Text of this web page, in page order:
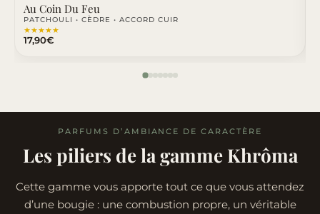
Au Coin Du Feu
PATCHOULI • CÈDRE • ACCORD CUIR
★★★★★
17,90€
PARFUMS D’AMBIANCE DE CARACTÈRE
Les piliers de la gamme Khrôma
Cette gamme vous apporte tout ce que vous attendez
d’une bougie : une combustion propre, un véritable